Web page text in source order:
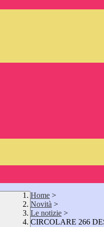
Home >
Novità >
Le notizie >
CIRCOLARE 266